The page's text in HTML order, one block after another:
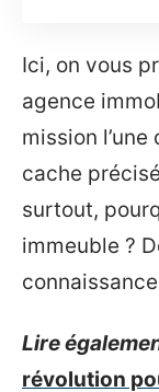
Ici, on vous
agence
mission
cache
surtout,
immeuble ?
Lire
révolution